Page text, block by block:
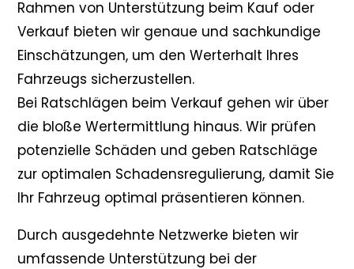
Rahmen von Unterstützung beim Kauf oder
Verkauf bieten wir genaue und sachkundige
Einschätzungen, um den Werterhalt Ihres
Fahrzeugs sicherzustellen.
Bei Ratschlägen beim Verkauf gehen wir über
die bloße Wertermittlung hinaus. Wir prüfen
potenzielle Schäden und geben Ratschläge
zur optimalen Schadensregulierung, damit Sie
Ihr Fahrzeug optimal präsentieren können.
Durch ausgedehnte Netzwerke bieten wir
umfassende Unterstützung bei der